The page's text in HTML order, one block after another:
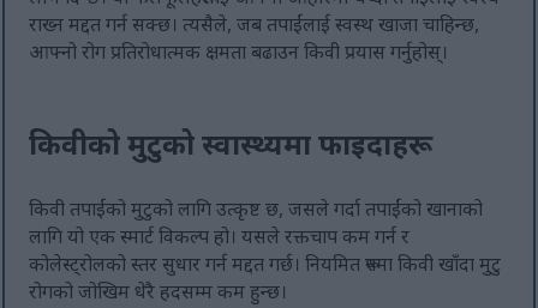
राख्न मद्दत गर्न सक्छ। त्यसैले, जब तपाईंलाई स्वस्थ खाजा चाहिन्छ,
आफ्नो रोग प्रतिरोधात्मक क्षमता बढाउन किवी प्रयास गर्नुहोस्।
किवीको मुटुको स्वास्थ्यमा फाइदाहरू
किवी तपाईंको मुटुको लागि उत्कृष्ट छ, जसले गर्दा तपाईंको खानाको
लागि यो एक स्मार्ट विकल्प हो। यसले रक्तचाप कम गर्न र
कोलेस्ट्रोलको स्तर सुधार गर्न मद्दत गर्छ। नियमित रूपमा किवी खाँदा मुटु
रोगको जोखिम धेरै हदसम्म कम हुन्छ।